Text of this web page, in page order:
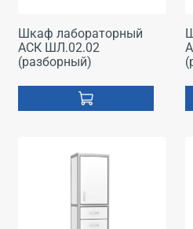
Шкаф лабораторный
АСК ШЛ.02.02
(разборный)